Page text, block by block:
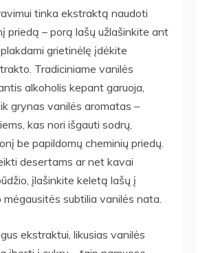
tinka ekstraktą naudoti
priedą – porą lašų užlašinkite ant
grietinėlę įdėkite
Tradiciniame vanilės
alkoholis kepant garuoja,
grynas vanilės aromatas –
kas nori išgauti sodrų,
be papildomų cheminių priedų.
desertams ar net kavai
įlašinkite keletą lašų į
mėgausitės subtilia vanilės nata.
ekstraktui, likusias vanilės